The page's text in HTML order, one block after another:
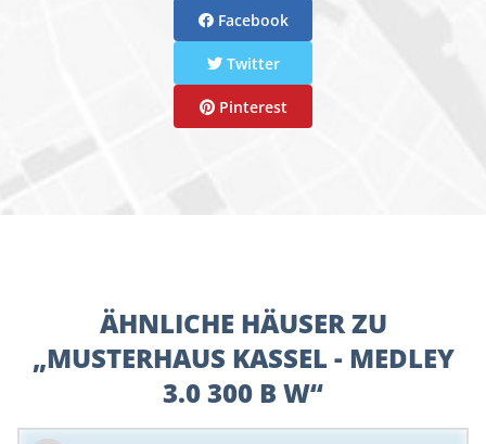
Facebook
Twitter
Pinterest
ÄHNLICHE HÄUSER ZU
„MUSTERHAUS KASSEL - MEDLEY
3.0 300 B W“